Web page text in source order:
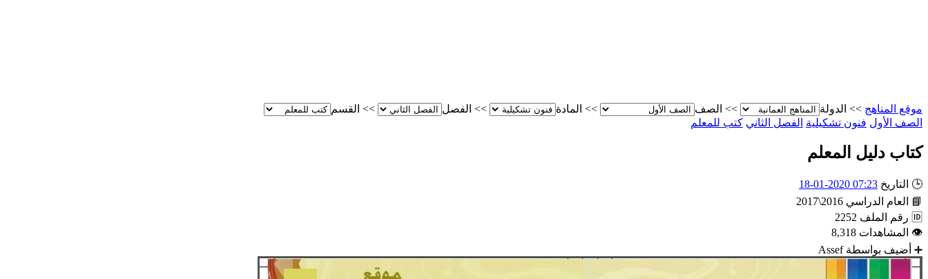
موقع المناهج >> الدولة >> الصف >> المادة >> الفصل >> القسم
الصف الأول فنون تشكيلية الفصل الثاني كتب للمعلم
كتاب دليل المعلم
🕒 التاريخ 07:23 2020-01-18
📘
العام الدراسي 2016\2017
🆔 رقم الملف 2252
👁 المشاهدات 8,318
➕ أضيف بواسطة Assef